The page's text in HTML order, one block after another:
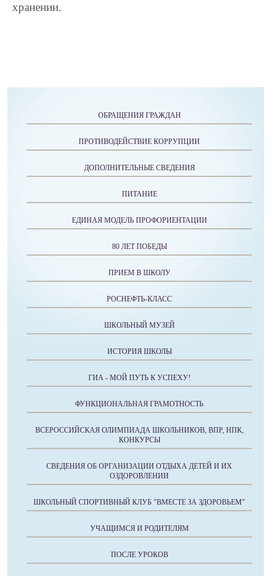
хранении.
ОБРАЩЕНИЯ ГРАЖДАН
ПРОТИВОДЕЙСТВИЕ КОРРУПЦИИ
ДОПОЛНИТЕЛЬНЫЕ СВЕДЕНИЯ
ПИТАНИЕ
ЕДИНАЯ МОДЕЛЬ ПРОФОРИЕНТАЦИИ
80 ЛЕТ ПОБЕДЫ
ПРИЕМ В ШКОЛУ
РОСНЕФТЬ-КЛАСС
ШКОЛЬНЫЙ МУЗЕЙ
ИСТОРИЯ ШКОЛЫ
ГИА - МОЙ ПУТЬ К УСПЕХУ!
ФУНКЦИОНАЛЬНАЯ ГРАМОТНОСТЬ
ВСЕРОССИЙСКАЯ ОЛИМПИАДА ШКОЛЬНИКОВ, ВПР, НПК,
КОНКУРСЫ
СВЕДЕНИЯ ОБ ОРГАНИЗАЦИИ ОТДЫХА ДЕТЕЙ И ИХ
ОЗДОРОВЛЕНИИ
ШКОЛЬНЫЙ СПОРТИВНЫЙ КЛУБ "ВМЕСТЕ ЗА ЗДОРОВЬЕМ"
УЧАЩИМСЯ И РОДИТЕЛЯМ
ПОСЛЕ УРОКОВ